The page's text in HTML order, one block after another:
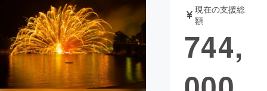
アート・写真 音楽
テクノロジー・ガジェット ゲーム・サ
映像・映画
現在の支援総
額
744,